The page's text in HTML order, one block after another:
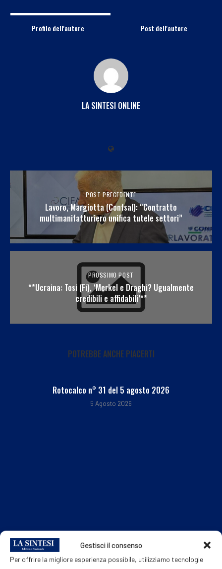
Gestisci il consenso
Per offrire la migliore esperienza possibile, utilizziamo tecnologie
Profilo dell'autore Post dell'autore
LA SINTESI ONLINE
POST PRECEDENTE
Lavoro, Margiotta (Confsal): “Contratto
multimanifatturiero unifica tutele settori”
PROSSIMO POST
**Ucraina: Tosi (Fi), ‘Merkel e Draghi? Ugualmente
credibili e affidabili’**
POTREBBE ANCHE PIACERTI
Rotocalco n° 31 del 5 agosto 2026
5 Agosto 2026